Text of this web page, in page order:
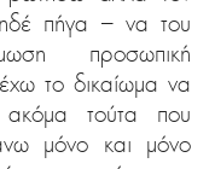
πήγα – να του
προσωπική
το δικαίωμα να
τούτα που
μόνο και μόνο